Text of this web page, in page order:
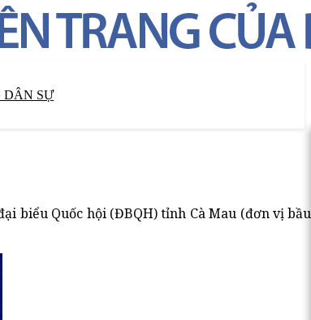
DÂN SỰ
Quốc hội (ĐBQH) tỉnh Cà Mau (đơn vị